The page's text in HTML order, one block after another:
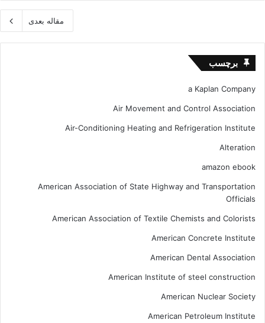
مقاله بعدی
برچسب
a Kaplan Company
Air Movement and Control Association
Air-Conditioning Heating and Refrigeration Institute
Alteration
amazon ebook
American Association of State Highway and Transportation
Officials
American Association of Textile Chemists and Colorists
American Concrete Institute
American Dental Association
American Institute of steel construction
American Nuclear Society
American Petroleum Institute